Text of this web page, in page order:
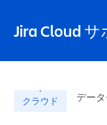
Jira Cloud サ
クラウド デー